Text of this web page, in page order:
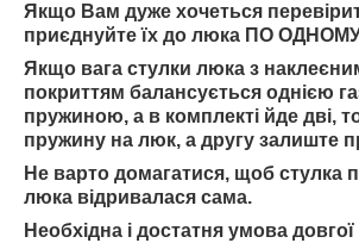
Якщо Вам дуже хочеться
приєднуйте їх до люка ПО ОДНОМУ
Якщо вага стулки люка з
покриттям балансується однією
пружиною, а в комплекті йде дві,
пружину на люк, а другу залиште
Не варто домагатися, щоб стулка
люка відривалася сама.
Необхідна і достатня умова